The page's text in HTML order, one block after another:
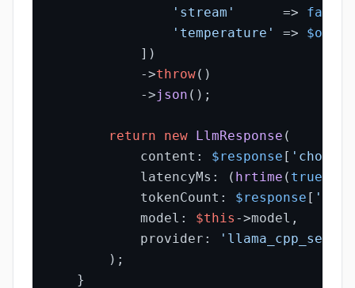
'stream'
      =>
false
'temperature'
=>
            ])
            ->
throw()
            ->
json ();
return new LlmResponse (
            content:
$response [
            latencyMs: (
hrtime ( true
            tokenCount:
$response [
            model:
$this ->model,
            provider:
        );
    }